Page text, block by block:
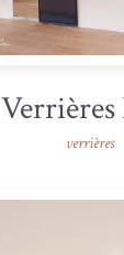
verrières